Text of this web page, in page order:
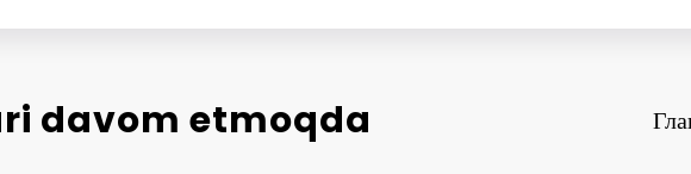
davom etmoqda